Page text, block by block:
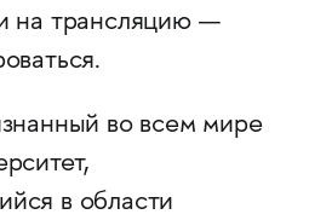
на трансляцию —
во всем мире
в области